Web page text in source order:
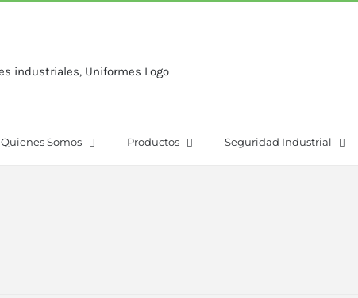
Quienes Somos Productos Seguridad Industrial